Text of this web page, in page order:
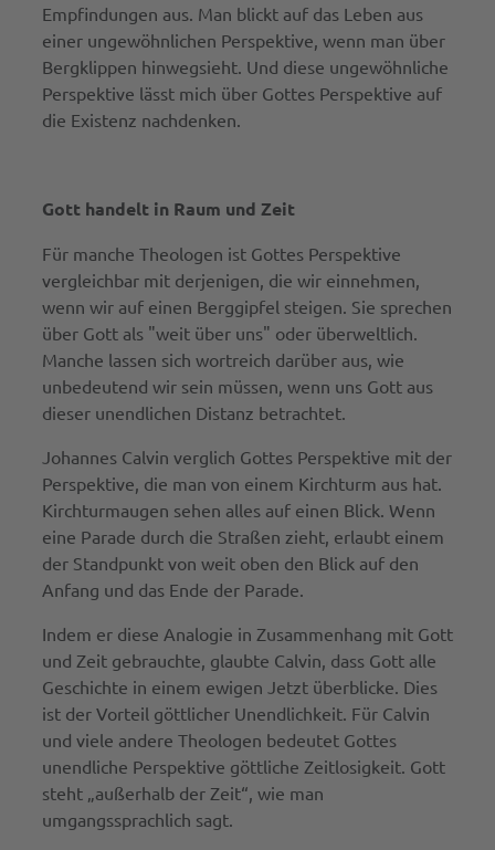
Empfindungen aus. Man blickt auf das Leben aus
einer ungewöhnlichen Perspektive, wenn man über
Bergklippen hinwegsieht. Und diese ungewöhnliche
Perspektive lässt mich über Gottes Perspektive auf
die Existenz nachdenken.
Gott handelt in Raum und Zeit
Für manche Theologen ist Gottes Perspektive
vergleichbar mit derjenigen, die wir einnehmen,
wenn wir auf einen Berggipfel steigen. Sie sprechen
über Gott als "weit über uns" oder überweltlich.
Manche lassen sich wortreich darüber aus, wie
unbedeutend wir sein müssen, wenn uns Gott aus
dieser unendlichen Distanz betrachtet.
Johannes Calvin verglich Gottes Perspektive mit der
Perspektive, die man von einem Kirchturm aus hat.
Kirchturmaugen sehen alles auf einen Blick. Wenn
eine Parade durch die Straßen zieht, erlaubt einem
der Standpunkt von weit oben den Blick auf den
Anfang und das Ende der Parade.
Indem er diese Analogie in Zusammenhang mit Gott
und Zeit gebrauchte, glaubte Calvin, dass Gott alle
Geschichte in einem ewigen Jetzt überblicke. Dies
ist der Vorteil göttlicher Unendlichkeit. Für Calvin
und viele andere Theologen bedeutet Gottes
unendliche Perspektive göttliche Zeitlosigkeit. Gott
steht „außerhalb der Zeit“, wie man
umgangssprachlich sagt.